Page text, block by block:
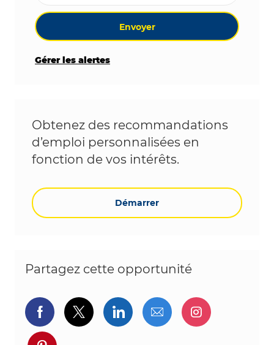
Envoyer
Gérer les alertes
Obtenez des recommandations
d’emploi personnalisées en
fonction de vos intérêts.
Démarrer
Partagez cette opportunité
Partager via Facebook
Partager via twitter
Partager via LinkedIn
Partager par e-
Partager